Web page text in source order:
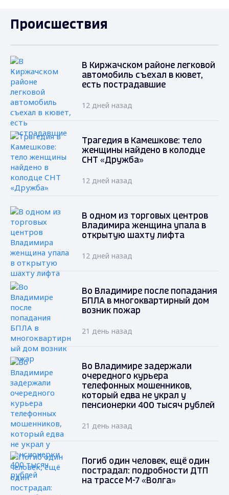
Происшествия
В Киржачском районе легковой
автомобиль съехал в кювет,
есть пострадавшие
12 дней назад
Трагедия в Камешкове: тело
женщины найдено в колодце
СНТ «Дружба»
12 дней назад
В одном из торговых центров
Владимира женщина упала в
открытую шахту лифта
12 дней назад
Во Владимире после попадания
БПЛА в многоквартирный дом
возник пожар
21 день назад
Во Владимире задержали
очередного курьера
телефонных мошенников,
который едва не украл у
пенсионерки 400 тысяч рублей
21 день назад
Погиб один человек, ещё один
пострадал: подробности ДТП
на трассе М-7 «Волга»